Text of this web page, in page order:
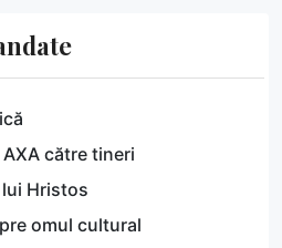
către tineri
Hristos
omul cultural